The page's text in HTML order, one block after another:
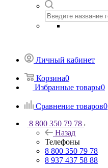
Личный кабинет
Корзина0
Избранные товары0
Сравнение товаров0
8 800 350 79 78
Назад
Телефоны
8 800 350 79 78
8 937 437 58 88